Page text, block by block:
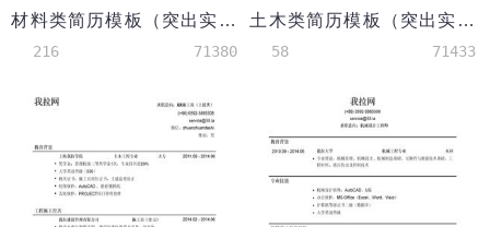
材料类简历模板（突出实习经历）
216 71380
土木类简历模板（突出实习经历）
58 71433